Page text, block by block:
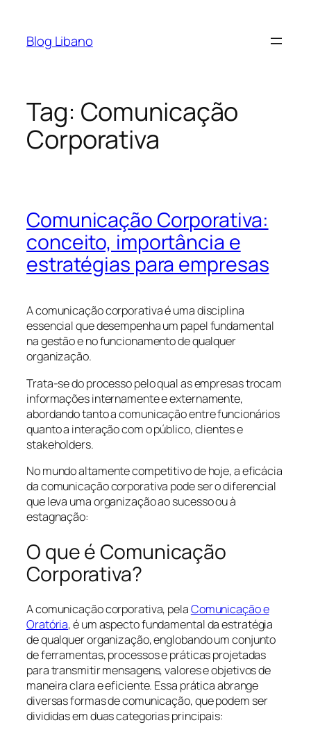
Blog Libano
Tag: Comunicação
Corporativa
Comunicação Corporativa:
conceito, importância e
estratégias para empresas
A comunicação corporativa é uma disciplina
essencial que desempenha um papel fundamental
na gestão e no funcionamento de qualquer
organização.
Trata-se do processo pelo qual as empresas trocam
informações internamente e externamente,
abordando tanto a comunicação entre funcionários
quanto a interação com o público, clientes e
stakeholders.
No mundo altamente competitivo de hoje, a eficácia
da comunicação corporativa pode ser o diferencial
que leva uma organização ao sucesso ou à
estagnação:
O que é Comunicação
Corporativa?
A comunicação corporativa, pelaComunicação e
Oratória, é um aspecto fundamental da estratégia
de qualquer organização, englobando um conjunto
de ferramentas, processos e práticas projetadas
para transmitir mensagens, valores e objetivos de
maneira clara e eficiente. Essa prática abrange
diversas formas de comunicação, que podem ser
divididas em duas categorias principais: